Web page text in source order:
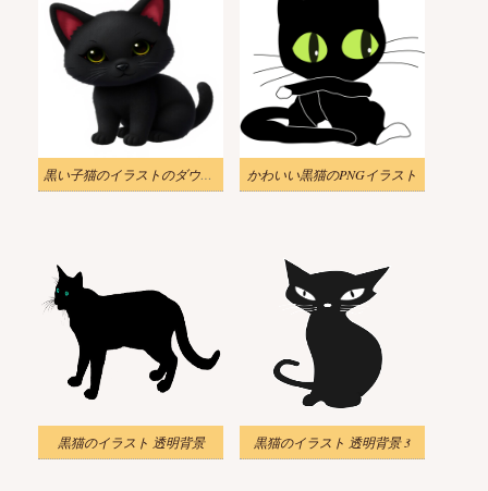
黒い子猫のイラストのダウンロード かわいい黒猫のPNGイラスト
黒猫のイラスト 透明背景 黒猫のイラスト 透明背景 3